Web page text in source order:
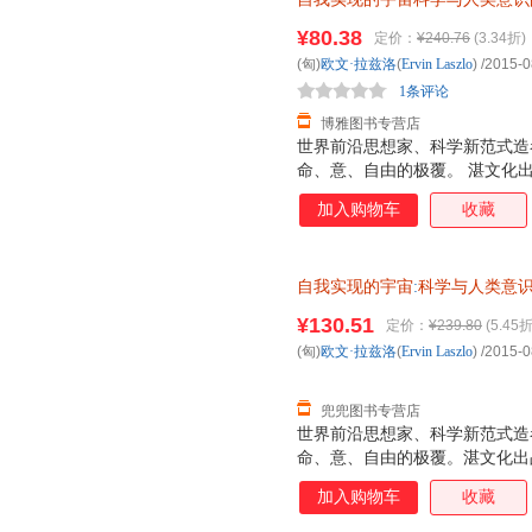
世界前沿思想家、科学新范式
命、意、自由的极覆。 湛文化
¥80.38 定价： ¥240.76 (3.34折)
博雅图书专营店
1条评论
(匈)欧文·拉兹洛(Ervin Laszlo) /2015-
加入购物车 收藏
自我实现的宇宙:科学与人类意
世界前沿思想家、科学新范式
命、意、自由的极覆。湛文化
¥130.51 定价： ¥239.80 (5.45
兜兜图书专营店
(匈)欧文·拉兹洛(Ervin Laszlo) /2015-
加入购物车 收藏